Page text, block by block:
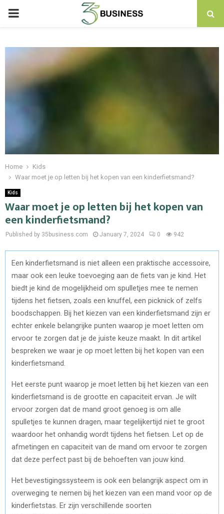
PRIMARY
Home
Kids
Waar moet je op letten bij het kopen van een kinderfietsmand?
Kids
Waar moet je op letten bij het kopen van
een kinderfietsmand?
Published by 35business.com January 7, 2024 0 942
Een kinderfietsmand is niet alleen een praktische accessoire,
maar ook een leuke toevoeging aan de fiets van je kind. Het
biedt je kind de mogelijkheid om spulletjes mee te nemen
tijdens het fietsen, zoals een knuffel, een picknick of zelfs
boodschappen. Bij het kiezen van een kinderfietsmand zijn er
echter enkele belangrijke punten waarop je moet letten om
ervoor te zorgen dat je de juiste keuze maakt. In dit artikel
bespreken we waar je op moet letten bij het kopen van een
kinderfietsmand.
Het eerste punt waarop je moet letten bij het kiezen van een
kinderfietsmand is de grootte en capaciteit ervan. Je wilt
ervoor zorgen dat de mand groot genoeg is om alle
spulletjes te kunnen dragen, maar tegelijkertijd niet te groot
waardoor het onhandig wordt tijdens het fietsen. Let op de
afmetingen en capaciteit van de mand om ervoor te zorgen
dat deze perfect past bij de behoeften van jouw kind.
Het bevestigingssysteem is ook een belangrijk aspect om in
overweging te nemen bij het kiezen van een mand voor op de
kinderfietstas. Er zijn verschillende soorten